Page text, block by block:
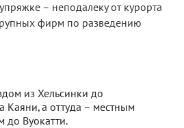
– неподалеку от курорта
фирм по разведению
из Хельсинки до
Каяни, а оттуда – местным
до Вуокатти.